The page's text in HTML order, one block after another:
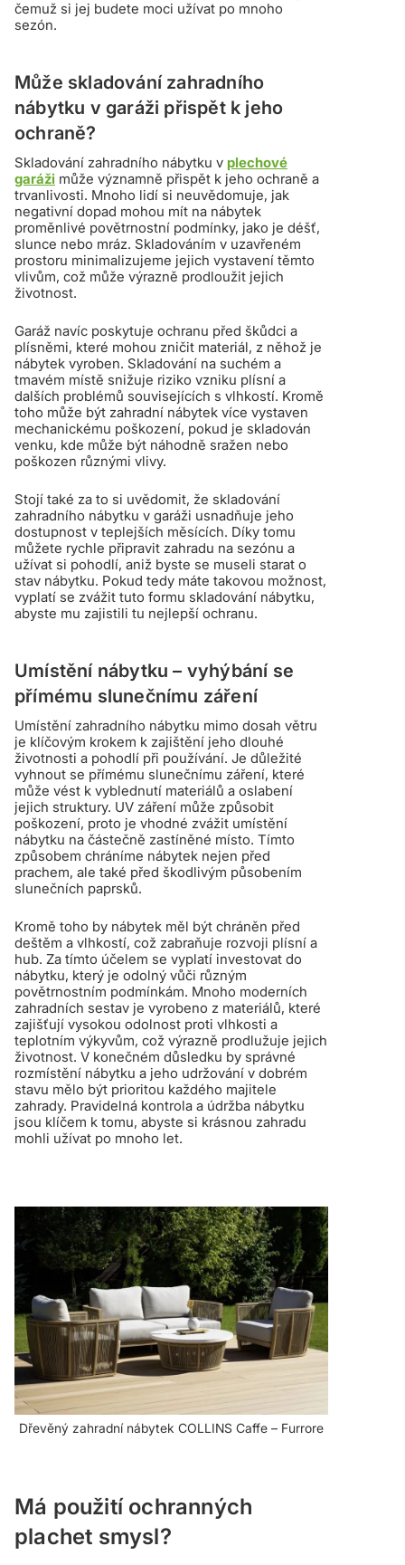
čemuž si jej budete moci užívat po mnoho
sezón.
Může skladování zahradního
nábytku v garáži přispět k jeho
ochraně?
Skladování zahradního nábytku v plechové
garáži může významně přispět k jeho ochraně a
trvanlivosti. Mnoho lidí si neuvědomuje, jak
negativní dopad mohou mít na nábytek
proměnlivé povětrnostní podmínky, jako je déšť,
slunce nebo mráz. Skladováním v uzavřeném
prostoru minimalizujeme jejich vystavení těmto
vlivům, což může výrazně prodloužit jejich
životnost.
Garáž navíc poskytuje ochranu před škůdci a
plísněmi, které mohou zničit materiál, z něhož je
nábytek vyroben. Skladování na suchém a
tmavém místě snižuje riziko vzniku plísní a
dalších problémů souvisejících s vlhkostí. Kromě
toho může být zahradní nábytek více vystaven
mechanickému poškození, pokud je skladován
venku, kde může být náhodně sražen nebo
poškozen různými vlivy.
Stojí také za to si uvědomit, že skladování
zahradního nábytku v garáži usnadňuje jeho
dostupnost v teplejších měsících. Díky tomu
můžete rychle připravit zahradu na sezónu a
užívat si pohodlí, aniž byste se museli starat o
stav nábytku. Pokud tedy máte takovou možnost,
vyplatí se zvážit tuto formu skladování nábytku,
abyste mu zajistili tu nejlepší ochranu.
Umístění nábytku – vyhýbání se
přímému slunečnímu záření
Umístění zahradního nábytku mimo dosah větru
je klíčovým krokem k zajištění jeho dlouhé
životnosti a pohodlí při používání. Je důležité
vyhnout se přímému slunečnímu záření, které
může vést k vyblednutí materiálů a oslabení
jejich struktury. UV záření může způsobit
poškození, proto je vhodné zvážit umístění
nábytku na částečně zastíněné místo. Tímto
způsobem chráníme nábytek nejen před
prachem, ale také před škodlivým působením
slunečních paprsků.
Kromě toho by nábytek měl být chráněn před
deštěm a vlhkostí, což zabraňuje rozvoji plísní a
hub. Za tímto účelem se vyplatí investovat do
nábytku, který je odolný vůči různým
povětrnostním podmínkám. Mnoho moderních
zahradních sestav je vyrobeno z materiálů, které
zajišťují vysokou odolnost proti vlhkosti a
teplotním výkyvům, což výrazně prodlužuje jejich
životnost. V konečném důsledku by správné
rozmístění nábytku a jeho udržování v dobrém
stavu mělo být prioritou každého majitele
zahrady. Pravidelná kontrola a údržba nábytku
jsou klíčem k tomu, abyste si krásnou zahradu
mohli užívat po mnoho let.
Dřevěný zahradní nábytek COLLINS Caffe – Furrore
Má použití ochranných
plachet smysl?